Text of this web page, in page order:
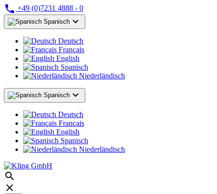
 +49 (0)7231 4888 - 0
Spanisch 
Deutsch
Français
English
Spanisch
Niederländisch
Spanisch 
Deutsch
Français
English
Spanisch
Niederländisch

